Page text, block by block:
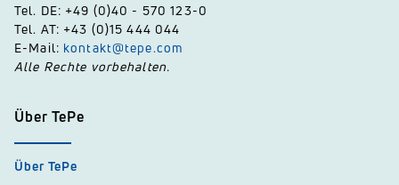
Tel. DE: +49 (0)40 - 570 123-0
Tel. AT: +43 (0)15 444 044
E-Mail: kontakt@tepe.com
Alle Rechte vorbehalten.
Über TePe
Über TePe